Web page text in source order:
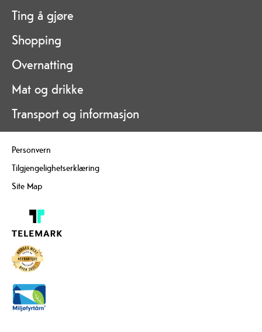
Ting å gjøre
Shopping
Overnatting
Mat og drikke
Transport og informasjon
Personvern
Tilgjengelighetserklæring
Site Map